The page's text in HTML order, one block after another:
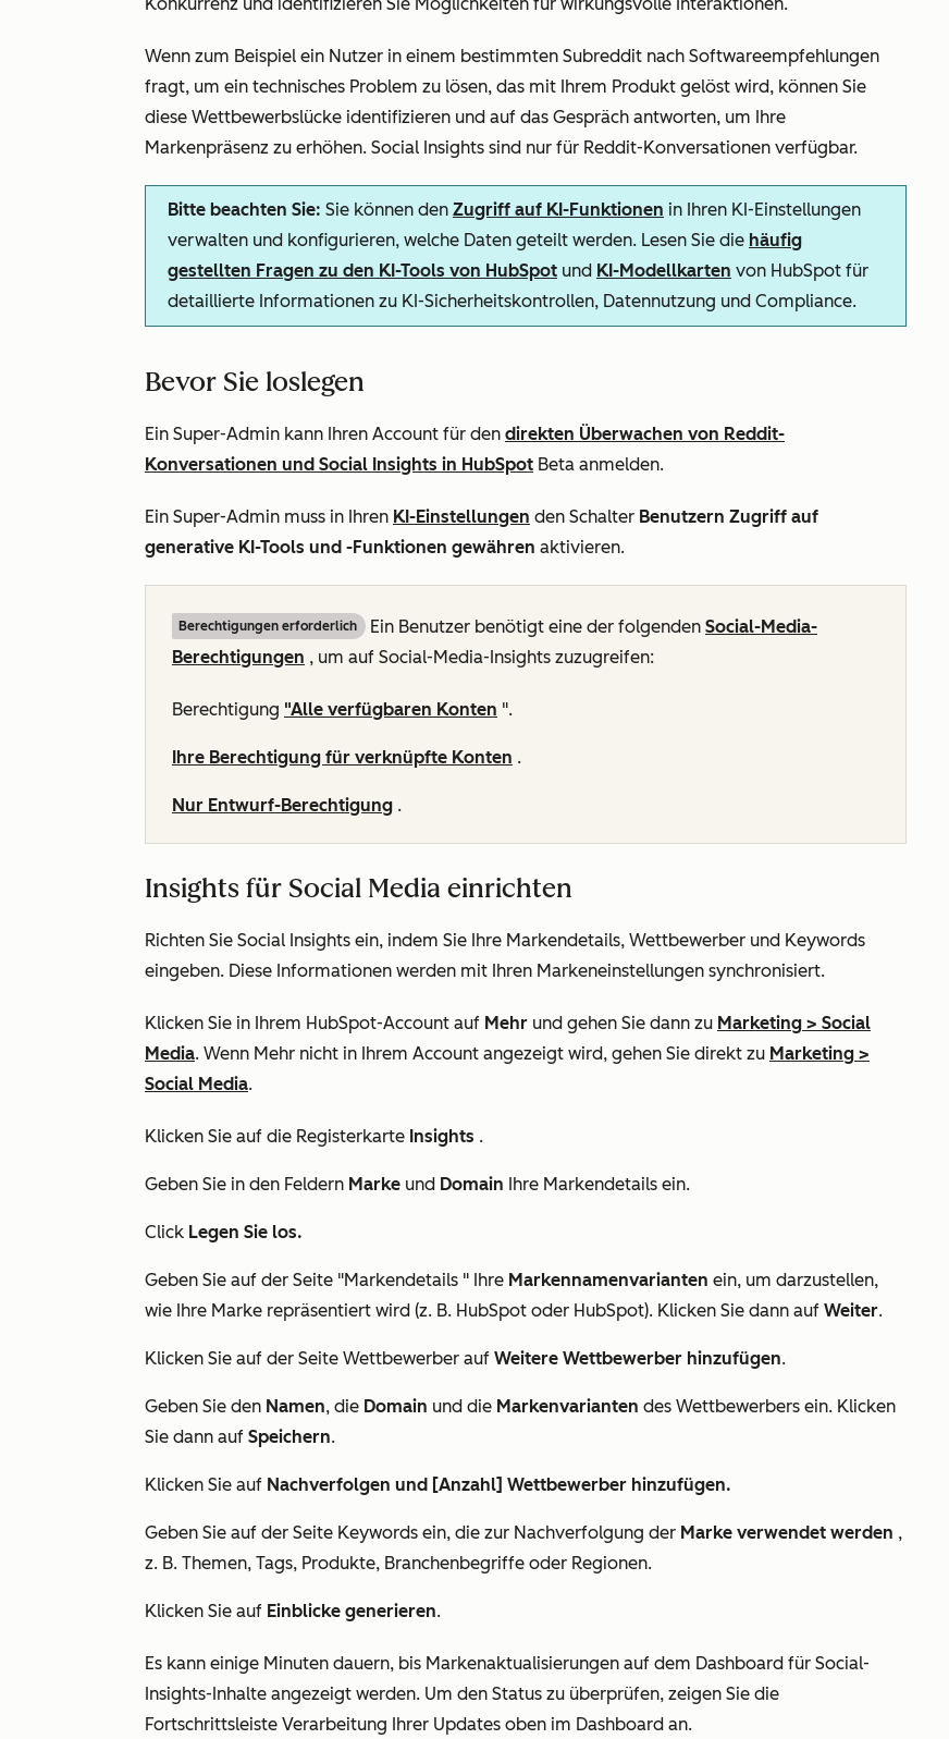
Wenn zum Beispiel ein Nutzer in einem bestimmten Subreddit nach Softwareempfehlungen
fragt, um ein technisches Problem zu lösen, das mit Ihrem Produkt gelöst wird, können Sie
diese Wettbewerbslücke identifizieren und auf das Gespräch antworten, um Ihre
Markenpräsenz zu erhöhen. Social Insights sind nur für Reddit-Konversationen verfügbar.
Bitte beachten Sie: Sie können den Zugriff auf KI-Funktionen in Ihren KI-Einstellungen
verwalten und konfigurieren, welche Daten geteilt werden. Lesen Sie die häufig
gestellten Fragen zu den KI-Tools von HubSpot und KI-Modellkarten von HubSpot für
detaillierte Informationen zu KI-Sicherheitskontrollen, Datennutzung und Compliance.
Bevor Sie loslegen
Ein Super-Admin kann Ihren Account für den direkten Überwachen von Reddit-
Konversationen und Social Insights in HubSpot Beta anmelden.
Ein Super-Admin muss in Ihren KI-Einstellungen den Schalter Benutzern Zugriff auf
generative KI-Tools und -Funktionen gewähren aktivieren.
Berechtigungen erforderlich Ein Benutzer benötigt eine der folgenden Social-Media-
Berechtigungen , um auf Social-Media-Insights zuzugreifen:
Berechtigung "Alle verfügbaren Konten ".
Ihre Berechtigung für verknüpfte Konten .
Nur Entwurf-Berechtigung .
Insights für Social Media einrichten
Richten Sie Social Insights ein, indem Sie Ihre Markendetails, Wettbewerber und Keywords
eingeben. Diese Informationen werden mit Ihren Markeneinstellungen synchronisiert.
Klicken Sie in Ihrem HubSpot-Account auf Mehr und gehen Sie dann zu Marketing > Social
Media. Wenn Mehr nicht in Ihrem Account angezeigt wird, gehen Sie direkt zu Marketing >
Social Media.
Klicken Sie auf die Registerkarte Insights .
Geben Sie in den Feldern Marke und Domain Ihre Markendetails ein.
Click Legen Sie los.
Geben Sie auf der Seite "Markendetails " Ihre Markennamenvarianten ein, um darzustellen,
wie Ihre Marke repräsentiert wird (z. B. HubSpot oder HubSpot). Klicken Sie dann auf Weiter.
Klicken Sie auf der Seite Wettbewerber auf Weitere Wettbewerber hinzufügen.
Geben Sie den Namen, die Domain und die Markenvarianten des Wettbewerbers ein. Klicken
Sie dann auf Speichern.
Klicken Sie auf Nachverfolgen und [Anzahl] Wettbewerber hinzufügen.
Geben Sie auf der Seite Keywords ein, die zur Nachverfolgung der Marke verwendet werden ,
z. B. Themen, Tags, Produkte, Branchenbegriffe oder Regionen.
Klicken Sie auf Einblicke generieren.
Es kann einige Minuten dauern, bis Markenaktualisierungen auf dem Dashboard für Social-
Insights-Inhalte angezeigt werden. Um den Status zu überprüfen, zeigen Sie die
Fortschrittsleiste Verarbeitung Ihrer Updates oben im Dashboard an.